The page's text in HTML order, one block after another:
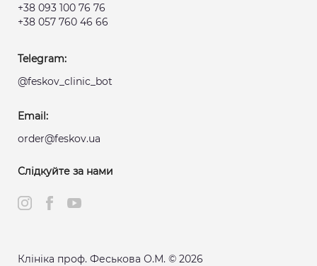
+38 093 100 76 76
+38 057 760 46 66
Telegram:
@feskov_clinic_bot
Email:
order@feskov.ua
Слідкуйте за нами
Клініка проф. Феськова О.М. © 2026